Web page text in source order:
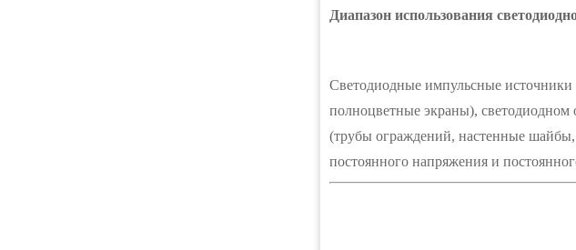
Диапазон использования
Светодиодные импульсные
полноцветные экраны),
(трубы ограждений, настенные шайбы,
постоянного напряжения и